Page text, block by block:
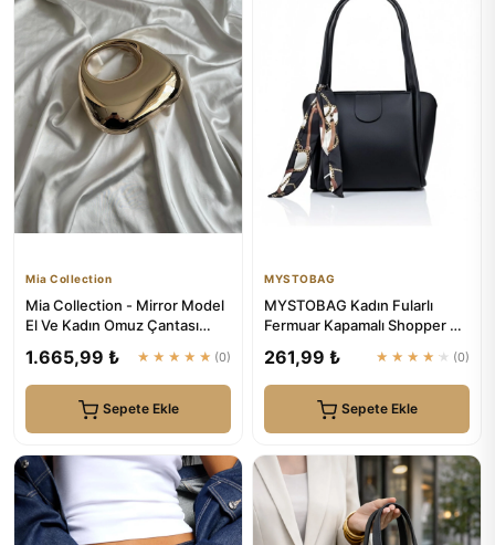
Mia Collection
Mia Collection - Mirror Model
El Ve Kadın Omuz Çantası
1.665,99 ₺ ★★★★★ (0)
Sepete Ekle
MYSTOBAG
MYSTOBAG Kadın Fularlı
Fermuar Kapamalı Shopper El
261,99 ₺ ★★★★★ (0)
Sepete Ekle